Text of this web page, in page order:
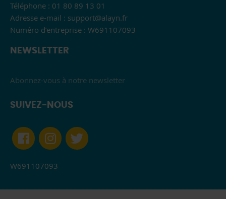
Téléphone : 01 80 89 13 01
Adresse e-mail : support@alayn.fr
Numéro d’entreprise : W691107093
NEWSLETTER
Abonnez-vous à notre newsletter
SUIVEZ-NOUS
W691107093